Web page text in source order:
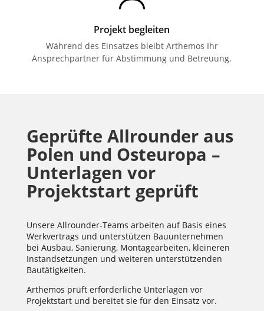
Projekt begleiten
Während des Einsatzes bleibt Arthemos Ihr
Ansprechpartner für Abstimmung und Betreuung.
Geprüfte Allrounder aus
Polen und Osteuropa –
Unterlagen vor
Projektstart geprüft
Unsere Allrounder-Teams arbeiten auf Basis eines
Werkvertrags und unterstützen Bauunternehmen
bei Ausbau, Sanierung, Montagearbeiten, kleineren
Instandsetzungen und weiteren unterstützenden
Bautätigkeiten.
Arthemos prüft erforderliche Unterlagen vor
Projektstart und bereitet sie für den Einsatz vor.